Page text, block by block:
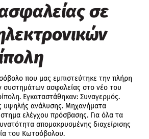
σε
που μας εμπιστεύτηκε την πλήρη
ασφαλείας στο νέο του
Εγκαταστάθηκαν: Συναγερμός.
υψηλής ανάλυσης. Μηχανήματα
ελέγχου πρόσβασης. Για όλα τα
απομακρυσμένης διαχείρισης
του Κωτσόβολου.